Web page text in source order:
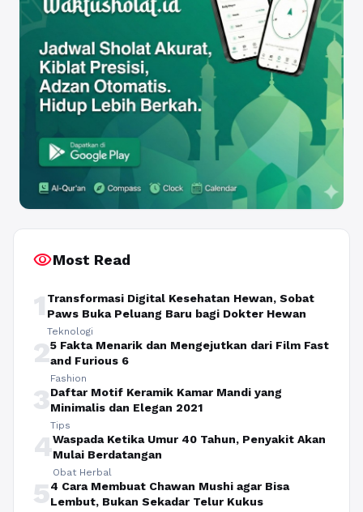
visibilityMost Read
1 Transformasi Digital Kesehatan Hewan, Sobat
Paws Buka Peluang Baru bagi Dokter Hewan
Teknologi
25 Fakta Menarik dan Mengejutkan dari Film Fast
and Furious 6
Fashion
3Daftar Motif Keramik Kamar Mandi yang
Minimalis dan Elegan 2021
Tips
4Waspada Ketika Umur 40 Tahun, Penyakit Akan
Mulai Berdatangan
Obat Herbal
54 Cara Membuat Chawan Mushi agar Bisa
Lembut, Bukan Sekadar Telur Kukus